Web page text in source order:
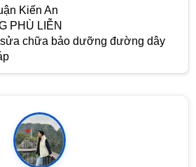
Kiến An
PHÙ LIỄN
chữa bảo dưỡng đường dây